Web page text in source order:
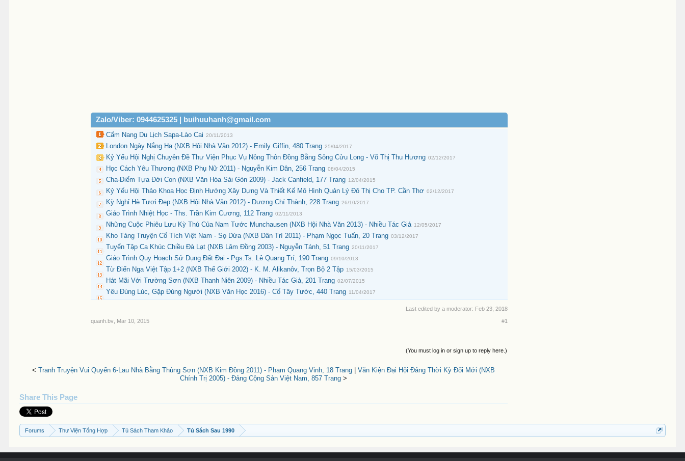
Zalo/Viber: 0944625325 | buihuuhanh@gmail.com
Cẩm Nang Du Lịch Sapa-Lào Cai 20/11/2013
London Ngày Nắng Hạ (NXB Hội Nhà Văn 2012) - Emily Giffin, 480 Trang 25/04/2017
Kỷ Yếu Hội Nghị Chuyên Đề Thư Viện Phục Vụ Nông Thôn Đồng Bằng Sông Cửu Long - Võ Thị Thu Hương 02/12/2017
Học Cách Yêu Thương (NXB Phụ Nữ 2011) - Nguyễn Kim Dân, 256 Trang 08/04/2015
Cha-Điểm Tựa Đời Con (NXB Văn Hóa Sài Gòn 2009) - Jack Canfield, 177 Trang 12/04/2015
Kỷ Yếu Hội Thảo Khoa Học Định Hướng Xây Dựng Và Thiết Kế Mô Hình Quản Lý Đô Thị Cho TP. Cần Thơ 02/12/2017
Kỳ Nghỉ Hè Tươi Đẹp (NXB Hội Nhà Văn 2012) - Dương Chí Thành, 228 Trang 26/10/2017
Giáo Trình Nhiệt Học - Ths. Trần Kim Cương, 112 Trang 02/11/2013
Những Cuộc Phiêu Lưu Kỳ Thú Của Nam Tước Munchausen (NXB Hội Nhà Văn 2013) - Nhiều Tác Giả 12/05/2017
Kho Tàng Truyện Cổ Tích Việt Nam - Sọ Dừa (NXB Dân Trí 2011) - Phạm Ngọc Tuấn, 20 Trang 03/12/2017
Tuyển Tập Ca Khúc Chiều Đà Lạt (NXB Lâm Đồng 2003) - Nguyễn Tánh, 51 Trang 20/11/2017
Giáo Trình Quy Hoạch Sử Dụng Đất Đai - Pgs.Ts. Lê Quang Trí, 190 Trang 09/10/2013
Từ Điển Nga Việt Tập 1+2 (NXB Thế Giới 2002) - K. M. Alikanôv, Trọn Bộ 2 Tập 15/03/2015
Hát Mãi Với Trường Sơn (NXB Thanh Niên 2009) - Nhiều Tác Giả, 201 Trang 02/07/2015
Yêu Đúng Lúc, Gặp Đúng Người (NXB Văn Học 2016) - Cố Tây Tước, 440 Trang 11/04/2017
Last edited by a moderator: Feb 23, 2018
quanh.bv
Mar 10, 2015 #1
(You must log in or sign up to reply here.)
< Tranh Truyện Vui Quyển 6-Lau Nhà Bằng Thùng Sơn (NXB Kim Đồng 2011) - Phạm Quang Vinh, 18 Trang
Văn Kiện Đại Hội Đảng Thời Kỳ Đổi Mới (NXB
Chính Trị 2005) - Đảng Cộng Sản Việt Nam, 857 Trang >
Share This Page
Forums Thư Viện Tổng Hợp Tủ Sách Tham Khảo Tủ Sách Sau 1990